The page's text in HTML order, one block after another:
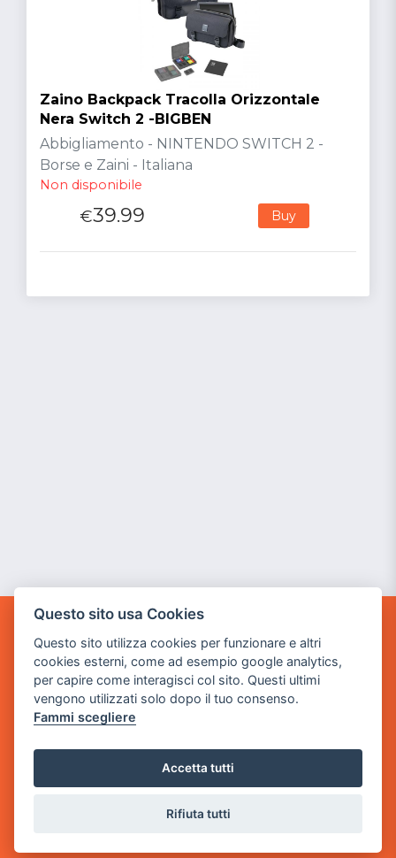
Zaino Backpack Tracolla Orizzontale
Nera Switch 2 -BIGBEN
Abbigliamento - NINTENDO SWITCH 2 -
Borse e Zaini - Italiana
Non disponibile
€39.99 Buy
GAME WARP
Sede Legale
via Villaggio dei Platani, 3
via Industriale, 2 - 25082 Botticino, BS
Partita iva 03308130982
Questo sito usa Cookies
Questo sito utilizza cookies per funzionare e altri
cookies esterni, come ad esempio google analytics,
per capire come interagisci col sito. Questi ultimi
vengono utilizzati solo dopo il tuo consenso.
Fammi scegliere
Accetta tutti
Rifiuta tutti